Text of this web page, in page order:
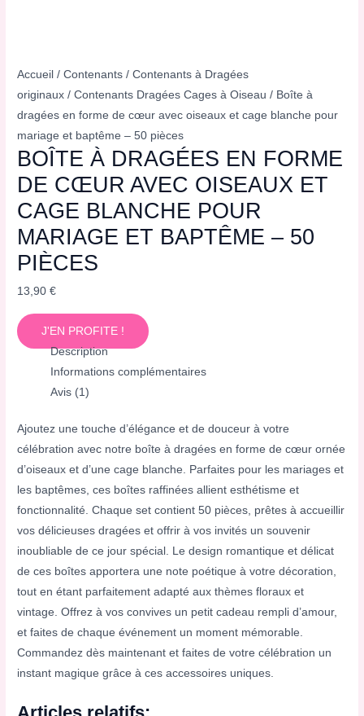
Accueil /Contenants /Contenants à Dragées
originaux /Contenants Dragées Cages à Oiseau / Boîte à
dragées en forme de cœur avec oiseaux et cage blanche pour
mariage et baptême – 50 pièces
BOÎTE À DRAGÉES EN FORME
DE CŒUR AVEC OISEAUX ET
CAGE BLANCHE POUR
MARIAGE ET BAPTÊME – 50
PIÈCES
13,90€
J'EN PROFITE !
Description
Informations complémentaires
Avis (1)
Ajoutez une touche d’élégance et de douceur à votre
célébration avec notre boîte à dragées en forme de cœur ornée
d’oiseaux et d’une cage blanche. Parfaites pour les mariages et
les baptêmes, ces boîtes raffinées allient esthétisme et
fonctionnalité. Chaque set contient 50 pièces, prêtes à accueillir
vos délicieuses dragées et offrir à vos invités un souvenir
inoubliable de ce jour spécial. Le design romantique et délicat
de ces boîtes apportera une note poétique à votre décoration,
tout en étant parfaitement adapté aux thèmes floraux et
vintage. Offrez à vos convives un petit cadeau rempli d’amour,
et faites de chaque événement un moment mémorable.
Commandez dès maintenant et faites de votre célébration un
instant magique grâce à ces accessoires uniques.